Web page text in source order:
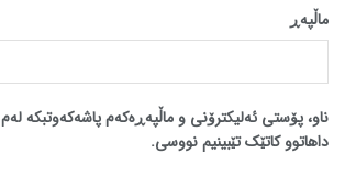
ماڵپه‌ڕ
ناو، پۆستی ئەلیکترۆنی و ماڵپەڕەکەم پاشەکەوتبکە
داهاتوو کاتێک تێبینیم نووسی.